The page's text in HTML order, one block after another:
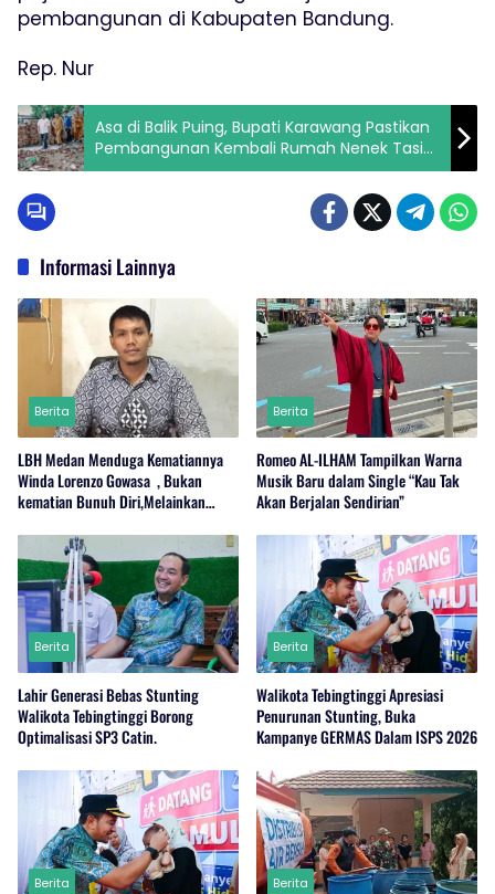
pembangunan di Kabupaten Bandung.
Rep. Nur
Asa di Balik Puing, Bupati Karawang Pastikan
Pembangunan Kembali Rumah Nenek Tasih
Melalui Program Rulahu
Informasi Lainnya
Berita
LBH Medan Menduga Kematiannya
Winda Lorenzo Gowasa , Bukan
kematian Bunuh Diri,Melainkan
Berita
Romeo AL-ILHAM Tampilkan Warna
Musik Baru dalam Single “Kau Tak
Akan Berjalan Sendirian”
Berita
Lahir Generasi Bebas Stunting
Walikota Tebingtinggi Borong
Optimalisasi SP3 Catin.
Berita
Walikota Tebingtinggi Apresiasi
Penurunan Stunting, Buka
Kampanye GERMAS Dalam ISPS 2026
Berita Berita